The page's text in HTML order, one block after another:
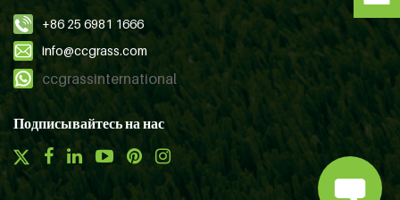
+86 25 6981 1666
info@ccgrass.com
ccgrassinternational
Подписывайтесь на нас